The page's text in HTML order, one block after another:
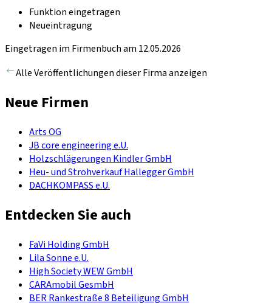
Funktion eingetragen
Neueintragung
Eingetragen im Firmenbuch am 12.05.2026
Alle Veröffentlichungen dieser Firma anzeigen
Neue Firmen
Arts OG
JB core engineering e.U.
Holzschlägerungen Kindler GmbH
Heu- und Strohverkauf Hallegger GmbH
DACHKOMPASS e.U.
Entdecken Sie auch
FaVi Holding GmbH
Lila Sonne e.U.
High Society WEW GmbH
CARAmobil GesmbH
BER Rankestraße 8 Beteiligung GmbH